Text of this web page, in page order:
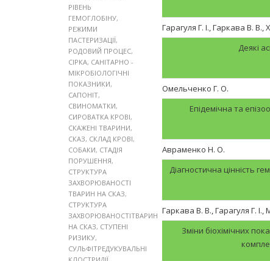
РІВЕНЬ
ГЕМОГЛОБІНУ,
РЕЖИМИ
ПАСТЕРИЗАЦІЇ,
РОДОВИЙ ПРОЦЕС,
СІРКА, САНІТАРНО -
МІКРОБІОЛОГІЧНІ
ПОКАЗНИКИ,
САПОНІТ,
СВИНОМАТКИ,
СИРОВАТКА КРОВІ,
СКАЖЕНІ ТВАРИНИ,
СКАЗ, СКЛАД КРОВІ,
СОБАКИ, СТАДІЯ
ПОРУШЕННЯ,
СТРУКТУРА
ЗАХВОРЮВАНОСТІ
ТВАРИН НА СКАЗ,
СТРУКТУРА
ЗАХВОРЮВАНОСТІТВАРИН
НА СКАЗ, СТУПЕНІ
РИЗИКУ,
СУЛЬФІТРЕДУКУВАЛЬНІ
КЛОСТРИДІЇ,
Гарагуля Г. І., Гаркава В.
Деякі
Омельченко Г. О.
Епідемічна та
Авраменко Н. О.
Діагностична цінність
Гаркава В. В., Гарагуля Г.
Зміни біохімічних